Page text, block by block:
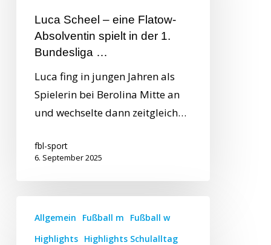
Luca Scheel – eine Flatow-
Absolventin spielt in der 1.
Bundesliga …
Luca fing in jungen Jahren als
Spielerin bei Berolina Mitte an
und wechselte dann zeitgleich…
fbl-sport
6. September 2025
Allgemein Fußball m
Fußball w
Highlights Highlights Schulalltag